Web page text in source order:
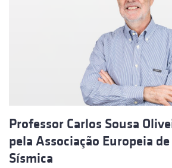
Professor Carlos Sousa
pela Associação Europeia
Sísmica